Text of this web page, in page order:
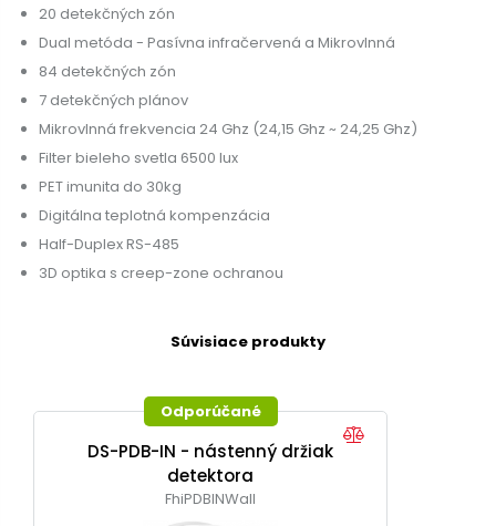
20 detekčných zón
Dual metóda - Pasívna infračervená a Mikrovlnná
84 detekčných zón
7 detekčných plánov
Mikrovlnná frekvencia 24 Ghz (24,15 Ghz ~ 24,25 Ghz)
Filter bieleho svetla 6500 lux
PET imunita do 30kg
Digitálna teplotná kompenzácia
Half-Duplex RS-485
3D optika s creep-zone ochranou
Súvisiace produkty
Odporúčané
DS-PDB-IN - nástenný držiak
detektora
FhiPDBINWall